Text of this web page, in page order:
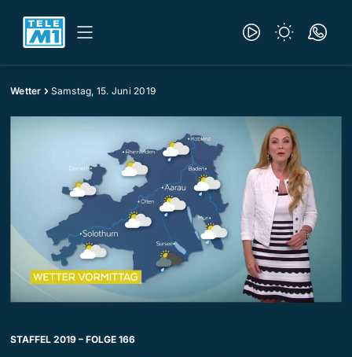
Wetter Samstag, 15. Juni 2019
STAFFEL 2019 – FOLGE 166